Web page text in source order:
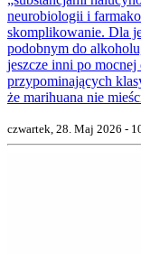
neurobiologii i
skomplikowanie. Dla
podobnym do
jeszcze inni po
przypominających
że marihuana nie
czwartek, 28. Maj 2026 -